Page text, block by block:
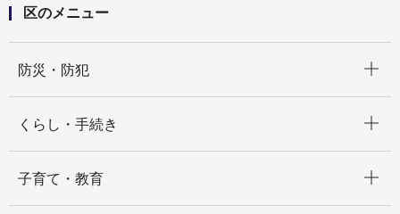
区のメニュー
防災・防犯
くらし・手続き
子育て・教育